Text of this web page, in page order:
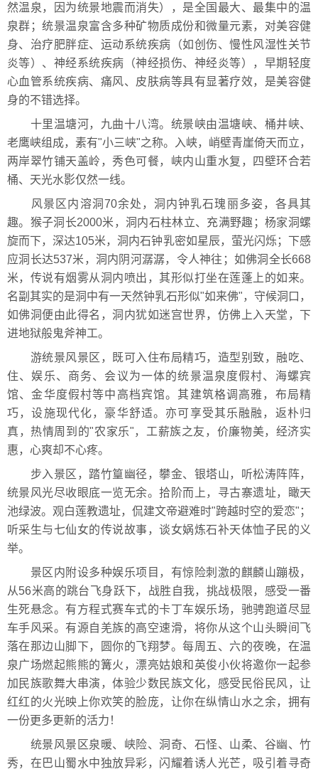
然温泉，因为统景地震而消失），是全国最大、最集中的温
泉群；统景温泉富含多种矿物质成份和微量元素，对美容健
身、治疗肥胖症、运动系统疾病（如创伤、慢性风湿性关节
炎等）、神经系统疾病（神经损伤、神经炎等），早期轻度
心血管系统疾病、痛风、皮肤病等具有显著疗效，是美容健
身的不错选择。
十里温塘河，九曲十八湾。统景峡由温塘峡、桶井峡、
老鹰峡组成，素有"小三峡"之称。入峡，峭壁青崖倚天而立，
两岸翠竹铺天盖岭，秀色可餐，峡内山重水复，四壁环合若
桶、天光水影仅然一线。
风景区内溶洞70余处，洞内钟乳石瑰丽多姿，各具其
趣。猴子洞长2000米，洞内石柱林立、充满野趣；杨家洞螺
旋而下，深达105米，洞内石钟乳密如星辰，萤光闪烁；下感
应洞长达537米，洞内阴河潺潺，令人神往；如佛洞全长668
米，传说有烟雾从洞内喷出，其形似打坐在莲蓬上的如来。
名副其实的是洞中有一天然钟乳石形似"如来佛"，守候洞口，
如佛洞便由此得名，洞内犹如迷宫世界，仿佛上入天堂，下
进地狱般鬼斧神工。
游统景风景区，既可入住布局精巧，造型别致，融吃、
住、娱乐、商务、会议为一体的统景温泉度假村、海螺宾
馆、金华度假村等中高档宾馆。其建筑格调高雅，布局精
巧，设施现代化，豪华舒适。亦可享受其乐融融，返朴归
真，热情周到的"农家乐"，工薪族之友，价廉物美，经济实
惠，心爽却不心疼。
步入景区，踏竹篁幽径，攀金、银塔山，听松涛阵阵，
统景风光尽收眼底一览无余。拾阶而上，寻古寨遗址，瞰天
池绿波。观白莲教遗址，侃建文帝避难时"跨越时空的爱恋"；
听采生与七仙女的传说故事，谈女娲炼石补天体恤子民的义
举。
景区内附设多种娱乐项目，有惊险刺激的麒麟山蹦极，
从56米高的跳台飞身跃下，战胜自我，挑战极限，感受一番
生死悬念。有方程式赛车式的卡丁车娱乐场，驰骋跑道尽显
车手风采。有源自羌族的高空速滑，将你从这个山头瞬间飞
落在那边山脚下，圆你的飞翔梦。每周五、六的夜晚，在温
泉广场燃起熊熊的篝火，漂亮姑娘和英俊小伙将邀你一起参
加民族歌舞大串演，体验少数民族文化，感受民俗民风，让
红红的火光映上你欢笑的脸庞，让你在纵情山水之余，拥有
一份更多更新的活力！
统景风景区泉暖、峡险、洞奇、石怪、山柔、谷幽、竹
秀，在巴山蜀水中独放异彩，闪耀着诱人光芒，吸引着寻奇